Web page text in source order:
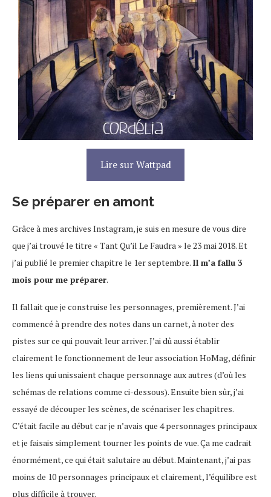
Lire sur Wattpad
Se préparer en amont
Grâce à mes archives Instagram, je suis en mesure de vous dire
que j’ai trouvé le titre « Tant Qu’il Le Faudra » le 23 mai 2018. Et
j’ai publié le premier chapitre le 1er septembre. Il m’a fallu 3
mois pour me préparer.
Il fallait que je construise les personnages, premièrement. J’ai
commencé à prendre des notes dans un carnet, à noter des
pistes sur ce qui pouvait leur arriver. J’ai dû aussi établir
clairement le fonctionnement de leur association HoMag, définir
les liens qui unissaient chaque personnage aux autres (d’où les
schémas de relations comme ci-dessous). Ensuite bien sûr, j’ai
essayé de découper les scènes, de scénariser les chapitres.
C’était facile au début car je n’avais que 4 personnages principaux
et je faisais simplement tourner les points de vue. Ça me cadrait
énormément, ce qui était salutaire au début. Maintenant, j’ai pas
moins de 10 personnages principaux et clairement, l’équilibre est
plus difficile à trouver.